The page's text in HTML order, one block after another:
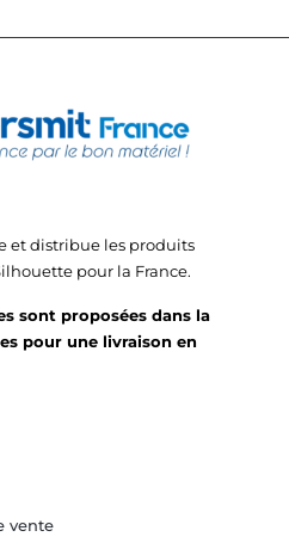
et distribue les produits
pour la France.
sont proposées dans la
pour une livraison en
vente